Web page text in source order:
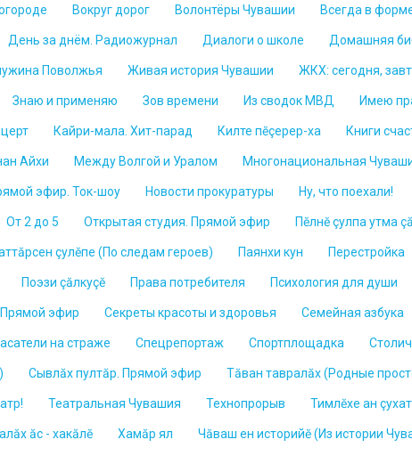
Вокруг дорог Волонтёры Чувашии Всегда в
День за днём. Радиожурнал Диалоги о школе Домашняя
Поволжья Живая история Чувашии ЖКХ: сегодня,
Знаю и применяю Зов времени Из сводок МВД Имею
Кайри-мала. Хит-парад Килте пĕçерер-ха Книги
Айхи Между Волгой и Уралом Многонациональная
эфир. Ток-шоу Новости прокуратуры Ну, что поехали!
От 2 до 5 Открытая студия. Прямой эфир Пĕлнĕ çулпа утма
çулĕпе (По следам героев) Паянхи кун Перестройка
Поэзи çăлкуçӗ Права потребителя Психология для души
эфир Секреты красоты и здоровья Семейная азбука
на страже Спецрепортаж Спортплощадка
Сывлӑх пултӑр. Прямой эфир Тăван тавралăх (Родные
Театральная Чувашия Технопрорыв Тимлĕхе ан
ăс - хакăлĕ Хамăр ял Чăваш ен историйĕ (Из истории